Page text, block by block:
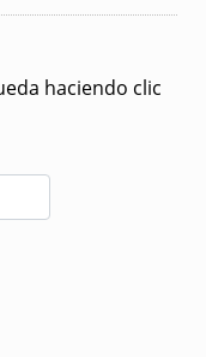
haciendo clic